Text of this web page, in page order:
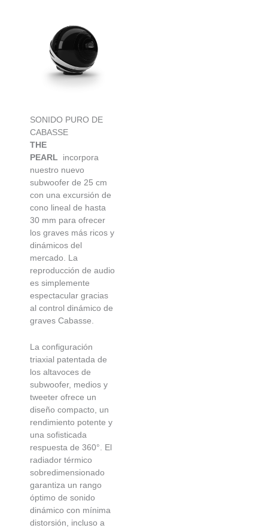
SONIDO PURO DE
CABASSE
THE
PEARL incorpora
nuestro nuevo
subwoofer de 25 cm
con una excursión de
cono lineal de hasta
30 mm para ofrecer
los graves más ricos y
dinámicos del
mercado. La
reproducción de audio
es simplemente
espectacular gracias
al control dinámico de
graves Cabasse.
La configuración
triaxial patentada de
los altavoces de
subwoofer, medios y
tweeter ofrece un
diseño compacto, un
rendimiento potente y
una sofisticada
respuesta de 360°. El
radiador térmico
sobredimensionado
garantiza un rango
óptimo de sonido
dinámico con mínima
distorsión, incluso a